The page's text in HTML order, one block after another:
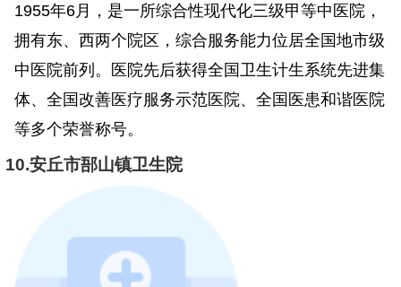
1955年6月，是一所综合性现代化三级甲等中医院，
拥有东、西两个院区，综合服务能力位居全国地市级
中医院前列。医院先后获得全国卫生计生系统先进集
体、全国改善医疗服务示范医院、全国医患和谐医院
等多个荣誉称号。
10.安丘市郚山镇卫生院